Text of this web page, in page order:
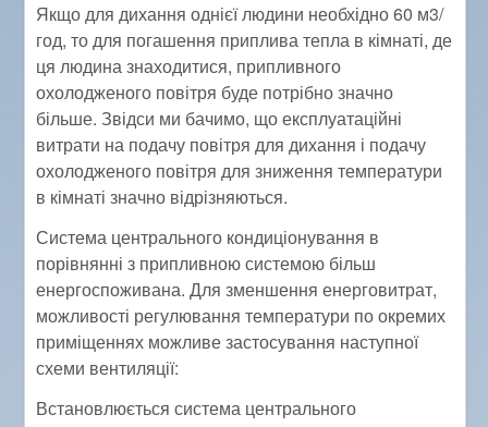
Якщо для дихання однієї людини необхідно 60 м3/
год, то для погашення приплива тепла в кімнаті, де
ця людина знаходитися, припливного
охолодженого повітря буде потрібно значно
більше. Звідси ми бачимо, що експлуатаційні
витрати на подачу повітря для дихання і подачу
охолодженого повітря для зниження температури
в кімнаті значно відрізняються.
Система центрального кондиціонування в
порівнянні з припливною системою більш
енергоспоживана. Для зменшення енерговитрат,
можливості регулювання температури по окремих
приміщеннях можливе застосування наступної
схеми вентиляції:
Встановлюється система центрального